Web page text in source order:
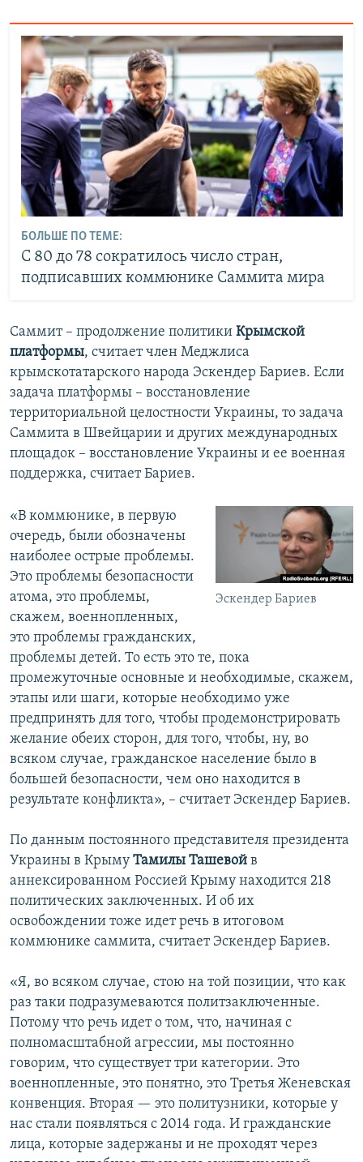
БОЛЬШЕ ПО ТЕМЕ:
С 80 до 78 сократилось число стран,
подписавших коммюнике Саммита мира
Саммит – продолжение политики Крымской
платформы, считает член Меджлиса
крымскотатарского народа Эскендер Бариев. Если
задача платформы – восстановление
территориальной целостности Украины, то задача
Саммита в Швейцарии и других международных
площадок – восстановление Украины и ее военная
поддержка, считает Бариев.
Эскендер Бариев
«В коммюнике, в первую
очередь, были обозначены
наиболее острые проблемы.
Это проблемы безопасности
атома, это проблемы,
скажем, военнопленных,
это проблемы гражданских,
проблемы детей. То есть это те, пока
промежуточные основные и необходимые, скажем,
этапы или шаги, которые необходимо уже
предпринять для того, чтобы продемонстрировать
желание обеих сторон, для того, чтобы, ну, во
всяком случае, гражданское население было в
большей безопасности, чем оно находится в
результате конфликта», – считает Эскендер Бариев.
По данным постоянного представителя президента
Украины в Крыму Тамилы Ташевой в
аннексированном Россией Крыму находится 218
политических заключенных. И об их
освобождении тоже идет речь в итоговом
коммюнике саммита, считает Эскендер Бариев.
«Я, во всяком случае, стою на той позиции, что как
раз таки подразумеваются политзаключенные.
Потому что речь идет о том, что, начиная с
полномасштабной агрессии, мы постоянно
говорим, что существует три категории. Это
военнопленные, это понятно, это Третья Женевская
конвенция. Вторая — это политузники, которые у
нас стали появляться с 2014 года. И гражданские
лица, которые задержаны и не проходят через